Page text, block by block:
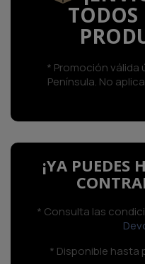
TODOS
* Promoción válida
Península. No
¡YA PUEDES
* Consulta las
* Disponible hasta